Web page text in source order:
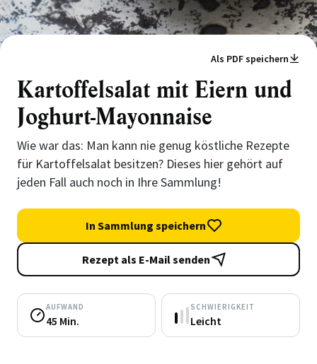
Als PDF speichern
Kartoffelsalat mit Eiern und
Joghurt-Mayonnaise
Wie war das: Man kann nie genug köstliche Rezepte
für Kartoffelsalat besitzen? Dieses hier gehört auf
jeden Fall auch noch in Ihre Sammlung!
In Sammlung speichern
Rezept als E-Mail senden
AUFWAND
45 Min.
SCHWIERIGKEIT
Leicht